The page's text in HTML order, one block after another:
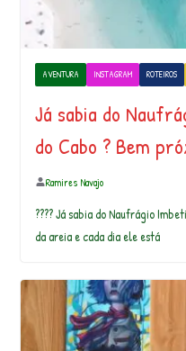
AVENTURA INSTAGRAM ROTEIROS
Já sabia do
do Cabo ? Bem
Ramires Navajo
???? Já sabia do Naufrágio
da areia e cada dia ele está